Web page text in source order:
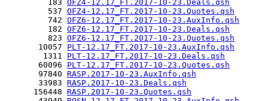
         183
OFZ4-12.17_FT.2017-10-23.Deals.qsh
         537
OFZ4-12.17_FT.2017-10-23.Quotes.qsh
         742
OFZ6-12.17_FT.2017-10-23.AuxInfo.qsh
         182
OFZ6-12.17_FT.2017-10-23.Deals.qsh
         823
OFZ6-12.17_FT.2017-10-23.Quotes.qsh
       10057
PLT-12.17_FT.2017-10-23.AuxInfo.qsh
        1311
PLT-12.17_FT.2017-10-23.Deals.qsh
       60096
PLT-12.17_FT.2017-10-23.Quotes.qsh
       97840
RASP.2017-10-23.AuxInfo.qsh
       33983
RASP.2017-10-23.Deals.qsh
      156448
RASP.2017-10-23.Quotes.qsh